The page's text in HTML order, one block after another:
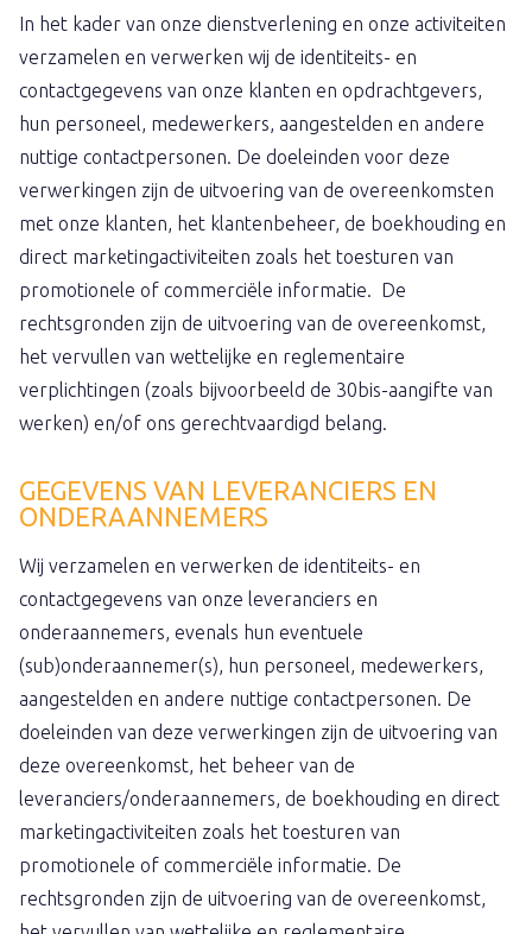
In het kader van onze dienstverlening en onze activiteiten
verzamelen en verwerken wij de identiteits- en
contactgegevens van onze klanten en opdrachtgevers,
hun personeel, medewerkers, aangestelden en andere
nuttige contactpersonen. De doeleinden voor deze
verwerkingen zijn de uitvoering van de overeenkomsten
met onze klanten, het klantenbeheer, de boekhouding en
direct marketingactiviteiten zoals het toesturen van
promotionele of commerciële informatie. De
rechtsgronden zijn de uitvoering van de overeenkomst,
het vervullen van wettelijke en reglementaire
verplichtingen (zoals bijvoorbeeld de 30bis-aangifte van
werken) en/of ons gerechtvaardigd belang.
GEGEVENS VAN LEVERANCIERS EN
ONDERAANNEMERS
Wij verzamelen en verwerken de identiteits- en
contactgegevens van onze leveranciers en
onderaannemers, evenals hun eventuele
(sub)onderaannemer(s), hun personeel, medewerkers,
aangestelden en andere nuttige contactpersonen. De
doeleinden van deze verwerkingen zijn de uitvoering van
deze overeenkomst, het beheer van de
leveranciers/onderaannemers, de boekhouding en direct
marketingactiviteiten zoals het toesturen van
promotionele of commerciële informatie. De
rechtsgronden zijn de uitvoering van de overeenkomst,